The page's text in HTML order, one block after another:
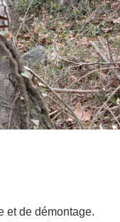
et de démontage.